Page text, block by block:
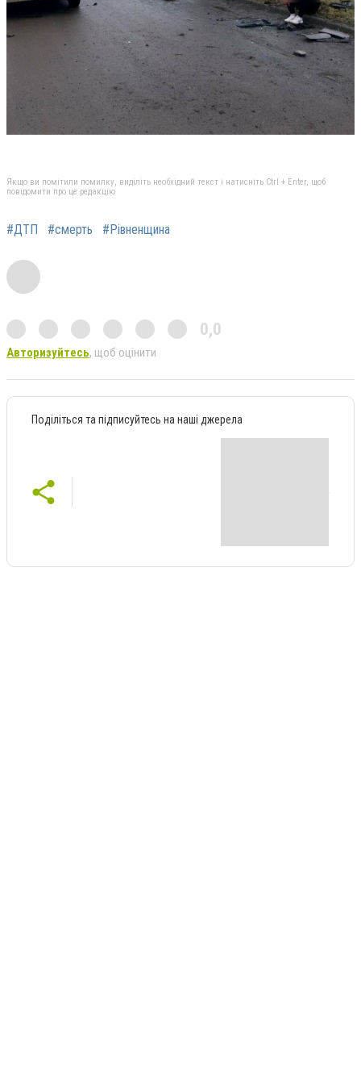
Якщо ви помітили помилку, виділіть необхідний текст і натисніть Ctrl + Enter, щоб
повідомити про це редакцію
#ДТП #смерть #Рівненщина
0,0
Авторизуйтесь, щоб оцінити
Поділіться та підписуйтесь на наші джерела